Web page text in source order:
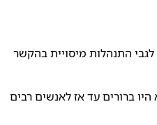
התנהלות מיסויית בהקשר
לא היו ברורים עד אז לאנשים רבים